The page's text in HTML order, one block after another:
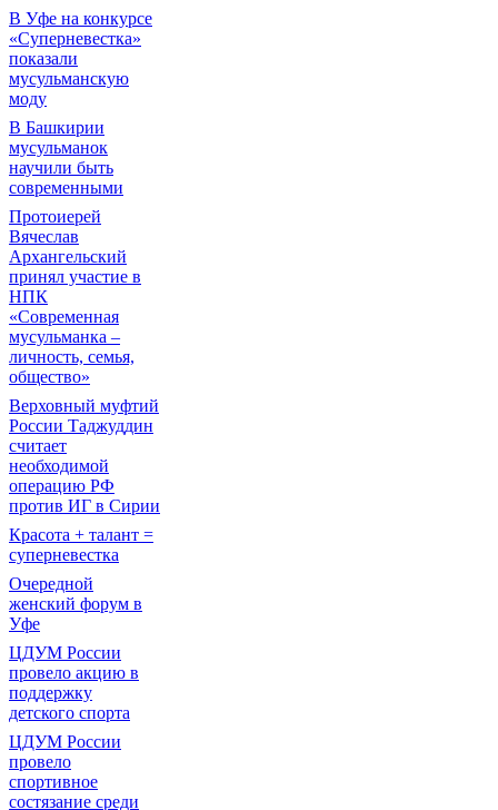
В Уфе на конкурсе
«Суперневестка»
показали
мусульманскую
моду
В Башкирии
мусульманок
научили быть
современными
Протоиерей
Вячеслав
Архангельский
принял участие в
НПК
«Современная
мусульманка –
личность, семья,
общество»
Верховный муфтий
России Таджуддин
считает
необходимой
операцию РФ
против ИГ в Сирии
Красота + талант =
суперневестка
Очередной
женский форум в
Уфе
ЦДУМ России
провело акцию в
поддержку
детского спорта
ЦДУМ России
провело
спортивное
состязание среди